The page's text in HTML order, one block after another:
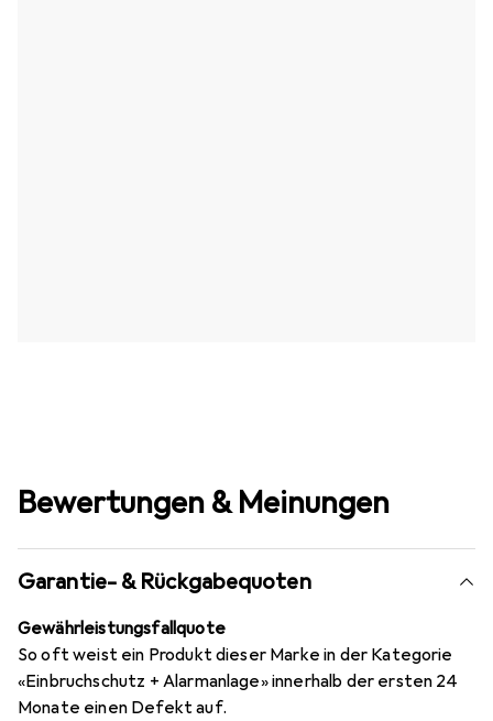
Bewertungen & Meinungen
Garantie- & Rückgabequoten
Gewährleistungsfallquote
So oft weist ein Produkt dieser Marke in der Kategorie
«Einbruchschutz + Alarmanlage» innerhalb der ersten 24
Monate einen Defekt auf.